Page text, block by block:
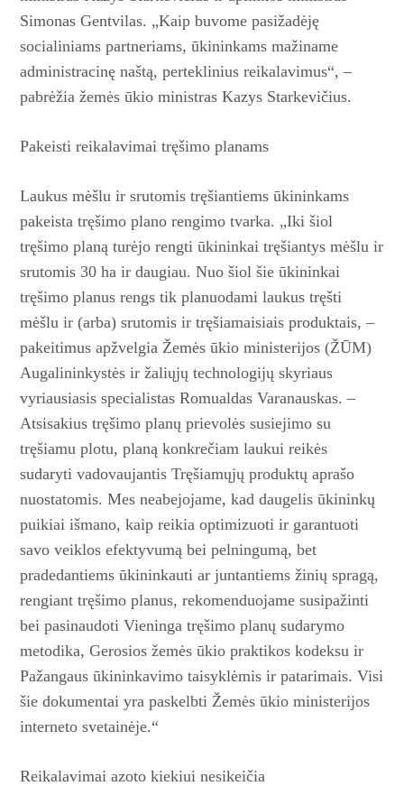
Simonas Gentvilas. „Kaip buvome pasižadėję
socialiniams partneriams, ūkininkams mažiname
administracinę naštą, perteklinius reikalavimus“, –
pabrėžia žemės ūkio ministras Kazys Starkevičius.
Pakeisti reikalavimaitręšimo planams
Laukus mėšlu ir srutomis tręšiantiems ūkininkams
pakeista tręšimo plano rengimo tvarka. „Iki šiol
tręšimo planą turėjo rengti ūkininkai tręšiantys mėšlu ir
srutomis 30 ha ir daugiau. Nuo šiol šie ūkininkai
tręšimo planus rengs tik planuodami laukus tręšti
mėšlu ir (arba) srutomis ir tręšiamaisiais produktais, –
pakeitimus apžvelgia Žemės ūkio ministerijos (ŽŪM)
Augalininkystės ir žaliųjų technologijų skyriaus
vyriausiasis specialistas Romualdas Varanauskas. –
Atsisakius tręšimo planų prievolės susiejimo su
tręšiamu plotu, planą konkrečiam laukui reikės
sudaryti vadovaujantis Tręšiamųjų produktų aprašo
nuostatomis. Mes neabejojame, kad daugelis ūkininkų
puikiai išmano, kaip reikia optimizuoti ir garantuoti
savo veiklos efektyvumą bei pelningumą, bet
pradedantiems ūkininkauti ar juntantiems žinių spragą,
rengiant tręšimo planus, rekomenduojame susipažinti
bei pasinaudoti Vieninga tręšimo planų sudarymo
metodika, Gerosios žemės ūkio praktikos kodeksu ir
Pažangaus ūkininkavimo taisyklėmis ir patarimais. Visi
šie dokumentai yra paskelbti Žemės ūkio ministerijos
interneto svetainėje.“
Reikalavimai azotokiekiui nesikeičia